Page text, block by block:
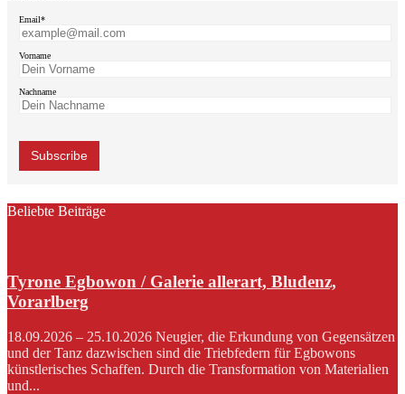
Email*
Vorname
Nachname
Beliebte Beiträge
Tyrone Egbowon / Galerie allerart, Bludenz,
Vorarlberg
18.09.2026 – 25.10.2026 Neugier, die Erkundung von Gegensätzen
und der Tanz dazwischen sind die Triebfedern für Egbowons
künstlerisches Schaffen. Durch die Transformation von Materialien
und...